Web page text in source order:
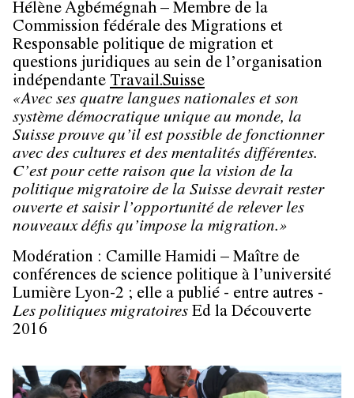
Hélène Agbémégnah – Membre de la
Commission fédérale des Migrations et
Responsable politique de migration et
questions juridiques au sein de l’organisation
indépendante Travail.Suisse
«Avec ses quatre langues nationales et son
système démocratique unique au monde, la
Suisse prouve qu’il est possible de fonctionner
avec des cultures et des mentalités différentes.
C’est pour cette raison que la vision de la
politique migratoire de la Suisse devrait rester
ouverte et saisir l’opportunité de relever les
nouveaux défis qu’impose la migration.»
Modération : Camille Hamidi – Maître de
conférences de science politique à l’université
Lumière Lyon-2 ; elle a publié - entre autres -
Les politiques migratoires Ed la Découverte
2016